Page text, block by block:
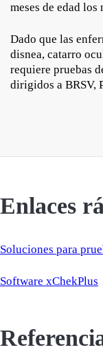
meses de edad los
Dado que las
disnea, catarro
requiere pruebas
dirigidos a BRSV,
Enlaces
Soluciones para
Software xChekPlus